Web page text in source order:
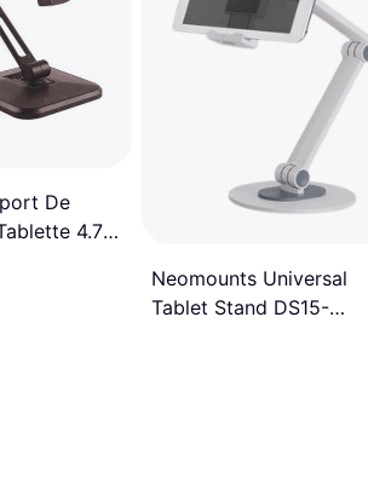
De
4.7""
Neomounts Universal
Tablet Stand DS15-